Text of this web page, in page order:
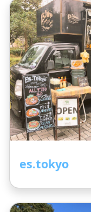
es.tokyo